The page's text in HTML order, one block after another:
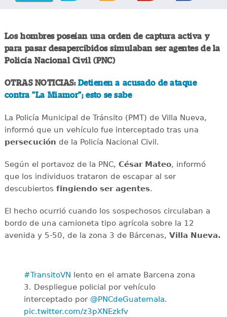
Los hombres poseían una orden de captura activa y
para pasar desapercibidos simulaban ser agentes de la
Policía Nacional Civil (PNC)
OTRAS NOTICIAS: Detienen a acusado de ataque
contra "La Miamor"; esto se sabe
La Policía Municipal de Tránsito (PMT) de Villa Nueva,
informó que un vehículo fue interceptado tras una
persecución de la Policía Nacional Civil.
Según el portavoz de la PNC, César Mateo, informó
que los individuos trataron de escapar al ser
descubiertos fingiendo ser agentes.
El hecho ocurrió cuando los sospechosos circulaban a
bordo de una camioneta tipo agrícola sobre la 12
avenida y 5-50, de la zona 3 de Bárcenas, Villa Nueva.
#TransitoVN
lento en el amate Barcena zona
3. Despliegue policial por vehículo
interceptado por @PNCdeGuatemala.
pic.twitter.com/z3pXNEzkfv